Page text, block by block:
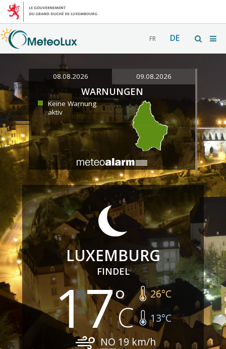
FR DE
08.08.2026 09.08.2026
WARNUNGEN
Keine Warnung
aktiv
LUXEMBURG
FINDEL
17 26°C
13°C
NO 19 km/h